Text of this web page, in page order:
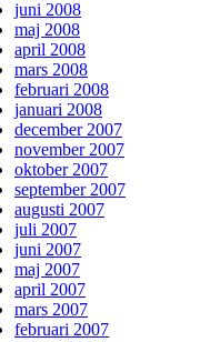
juni 2008
maj 2008
april 2008
mars 2008
februari 2008
januari 2008
december 2007
november 2007
oktober 2007
september 2007
augusti 2007
juli 2007
juni 2007
maj 2007
april 2007
mars 2007
februari 2007